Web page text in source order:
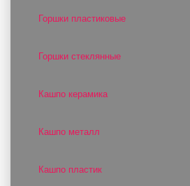
Горшки пластиковые
Горшки стеклянные
Кашпо керамика
Кашпо металл
Кашпо пластик